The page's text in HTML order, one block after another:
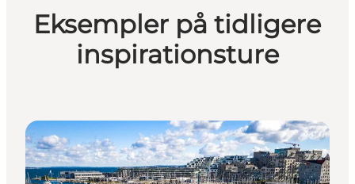
Eksempler på tidligere
inspirationsture